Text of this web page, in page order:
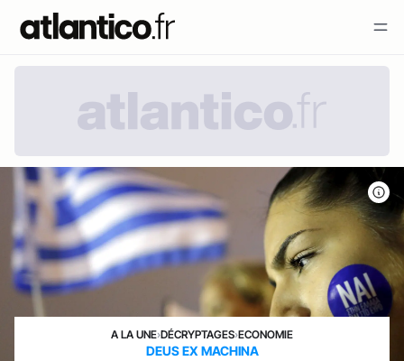
A LA UNE›DÉCRYPTAGES›ECONOMIE
DEUS EX MACHINA